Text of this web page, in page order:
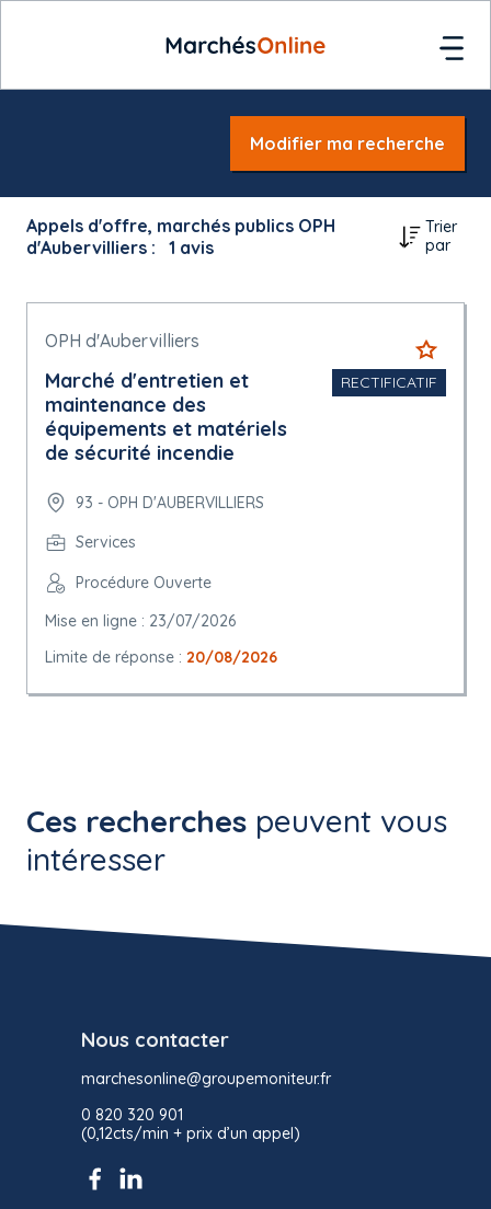
Modifier ma recherche
Appels d'offre, marchés publics OPH
d'Aubervilliers :
1 avis
Trier
par
OPH d'Aubervilliers
Marché d'entretien et
maintenance des
équipements et matériels
de sécurité incendie
93 - OPH D'AUBERVILLIERS
Services
Procédure Ouverte
Mise en ligne : 23/07/2026
Limite de réponse : 20/08/2026
RECTIFICATIF
Ces recherches peuvent vous
intéresser
Nous contacter
marchesonline@groupemoniteur.fr
0 820 320 901
(0,12cts/min + prix d’un appel)